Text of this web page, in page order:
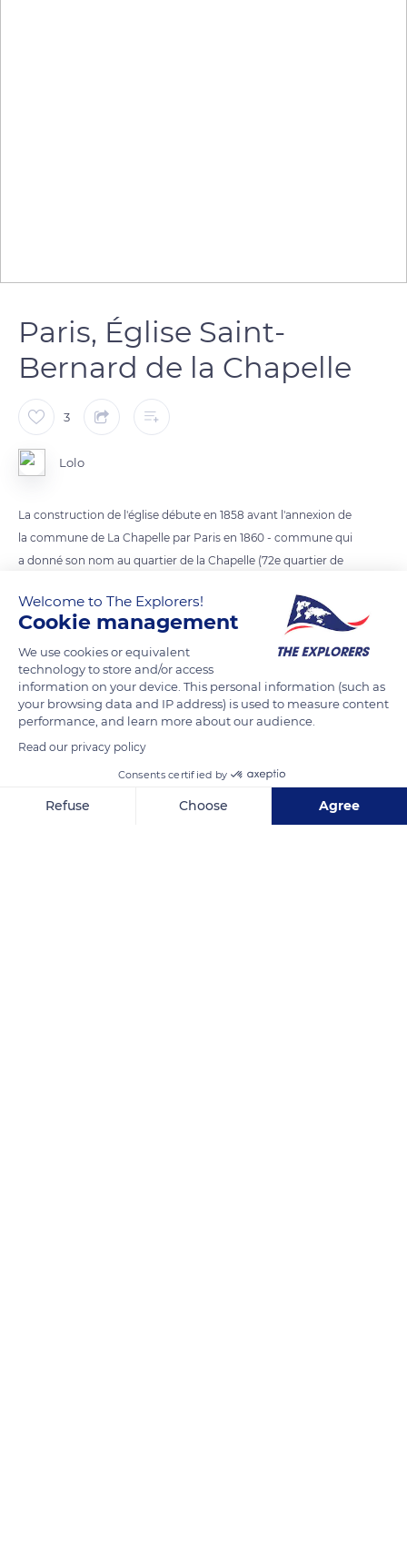
Paris, Église Saint-
Bernard de la Chapelle
3
Lolo
La construction de l'église débute en 1858 avant l'annexion de
la commune de La Chapelle par Paris en 1860 - commune qui
a donné son nom au quartier de la Chapelle (72e quartier de
Situé dans le quartier de la Goutte-d'Or, elle est consacrée à
Bernard de Clairvaux.
READ MORE TRANSLATE
Welcome to The Explorers!
Cookie management
We use cookies or equivalent
technology to store and/or access
information on your device. This personal information (such as
your browsing data and IP address) is used to measure content
performance, and learn more about our audience.
Read our privacy policy
Consents certified by
Refuse Choose Agree